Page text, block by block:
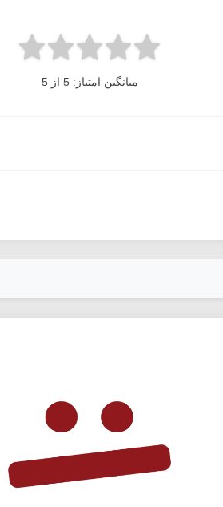
میانگین امتیاز: 5 از 5